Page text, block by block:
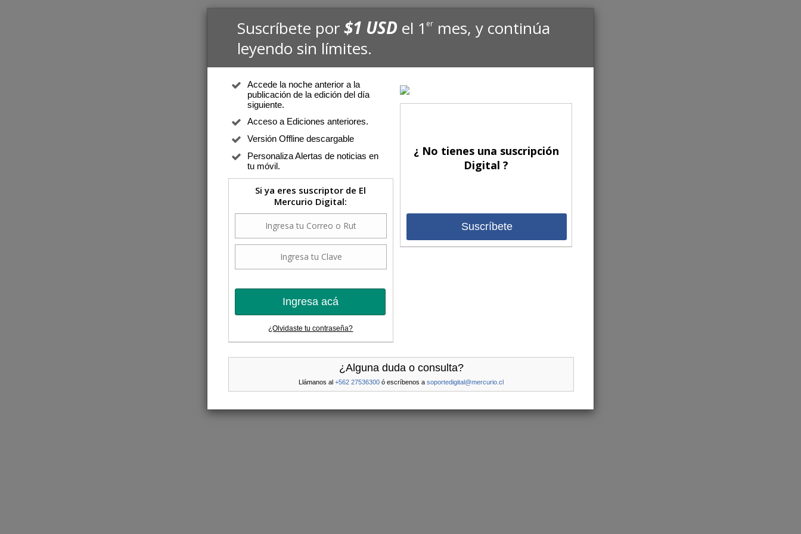
Suscríbete por$1 USD el 1er mes, y continúa
leyendo sin límites.
Accede la noche anterior a la
publicación de la edición del día
siguiente.
Acceso a Ediciones anteriores.
Versión Offline descargable
Personaliza Alertas de noticias en
tu móvil.
Si ya eres suscriptor de El
Mercurio Digital:
Ingresa acá
¿Olvidaste tu contraseña?
¿ No tienes una suscripción
Digital ?
Suscríbete
¿Alguna duda o consulta?
Llámanos al +562 27536300 ó escríbenos a soportedigital@mercurio.cl